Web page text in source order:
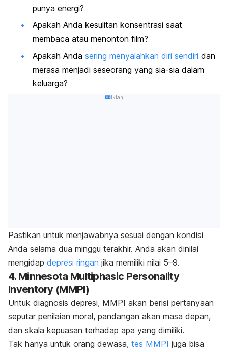
punya energi?
Apakah Anda kesulitan konsentrasi saat
membaca atau menonton film?
Apakah Anda sering menyalahkan diri sendiri dan
merasa menjadi seseorang yang sia-sia dalam
keluarga?
Iklan
Pastikan untuk menjawabnya sesuai dengan kondisi
Anda selama dua minggu terakhir. Anda akan dinilai
mengidap depresi ringan jika memiliki nilai 5–9.
4. Minnesota Multiphasic Personality
Inventory (MMPI)
Untuk diagnosis depresi, MMPI akan berisi pertanyaan
seputar penilaian moral, pandangan akan masa depan,
dan skala kepuasan terhadap apa yang dimiliki.
Tak hanya untuk orang dewasa, tes MMPI juga bisa